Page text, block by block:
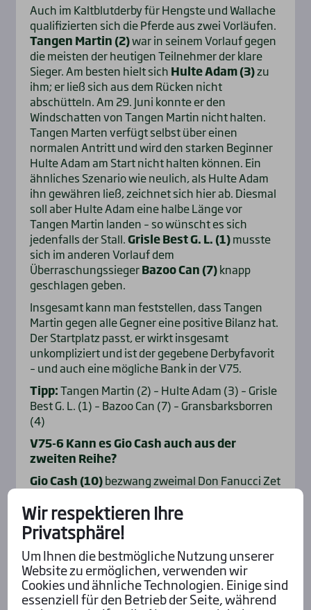
Auch im Kaltblutderby für Hengste und Wallache
qualifizierten sich die Pferde aus zwei Vorläufen.
Tangen Martin (2)war in seinem Vorlauf gegen
die meisten der heutigen Teilnehmer der klare
Sieger. Am besten hielt sich Hulte Adam (3)zu
ihm; er ließ sich aus dem Rücken nicht
abschütteln. Am 29. Juni konnte er den
Windschatten von Tangen Martin nicht halten.
Tangen Marten verfügt selbst über einen
normalen Antritt und wird den starken Beginner
Hulte Adam am Start nicht halten können. Ein
ähnliches Szenario wie neulich, als Hulte Adam
ihn gewähren ließ, zeichnet sich hier ab. Diesmal
soll aber Hulte Adam eine halbe Länge vor
Tangen Martin landen – so wünscht es sich
jedenfalls der Stall.Grisle Best G. L. (1)musste
sich im anderen Vorlauf dem
ÜberraschungssiegerBazoo Can (7)knapp
geschlagen geben.
Insgesamt kann man feststellen, dass Tangen
Martin gegen alle Gegner eine positive Bilanz hat.
Der Startplatz passt, er wirkt insgesamt
unkompliziert und ist der gegebene Derbyfavorit
– und auch eine mögliche Bank in der V75.
Tipp:Tangen Martin (2) – Hulte Adam (3) – Grisle
Best G. L. (1) – Bazoo Can (7) – Gransbarksborren
(4)
V75-6 Kann es Gio Cash auch aus der
zweiten Reihe?
Gio Cash (10)bezwang zweimal Don Fanucci Zet
der Holländer nun aus der zweiten Reihe ran und
muss die Aufgabe ähnlich wie im Bild-Pokal 2024
aus dem Feld heraus lösen. Schützenhilfe kann er
vielleicht von seinem StallgefährtenMellby
Joker (6)erhoffen, der mit seinem guten Antritt
die Gegner vielleicht nicht an die Spitze kommen
lässt.Double Deceiver (8)gewann in Finnland
Wir respektieren Ihre
Privatsphäre!
Um Ihnen die bestmögliche Nutzung unserer
Website zu ermöglichen, verwenden wir
Cookies und ähnliche Technologien. Einige sind
essenziell für den Betrieb der Seite, während